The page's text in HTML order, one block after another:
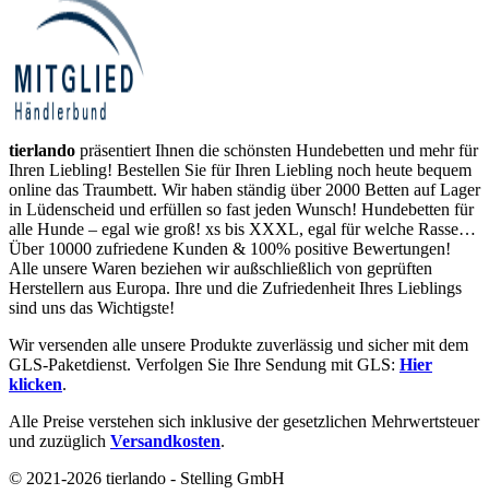
tierlando präsentiert Ihnen die schönsten Hundebetten und mehr für
Ihren Liebling! Bestellen Sie für Ihren Liebling noch heute bequem
online das Traumbett. Wir haben ständig über 2000 Betten auf Lager
in Lüdenscheid und erfüllen so fast jeden Wunsch! Hundebetten für
alle Hunde – egal wie groß! xs bis XXXL, egal für welche Rasse…
Über 10000 zufriedene Kunden & 100% positive Bewertungen!
Alle unsere Waren beziehen wir außschließlich von geprüften
Herstellern aus Europa. Ihre und die Zufriedenheit Ihres Lieblings
sind uns das Wichtigste!
Wir versenden alle unsere Produkte zuverlässig und sicher mit dem
GLS-Paketdienst. Verfolgen Sie Ihre Sendung mit GLS: Hier
klicken.
Alle Preise verstehen sich inklusive der gesetzlichen Mehrwertsteuer
und zuzüglich Versandkosten.
© 2021-2026 tierlando - Stelling GmbH